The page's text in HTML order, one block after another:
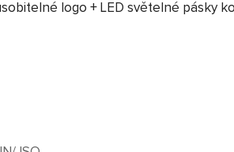
logo + LED světelné pásky